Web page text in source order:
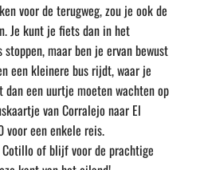
voor de terugweg, zou je ook de
Je kunt je fiets dan in het
maar ben je ervan bewust
een kleinere bus rijdt, waar je
een uurtje moeten wachten op
van Corralejo naar El
voor een enkele reis.
Cotillo of blijf voor de prachtige